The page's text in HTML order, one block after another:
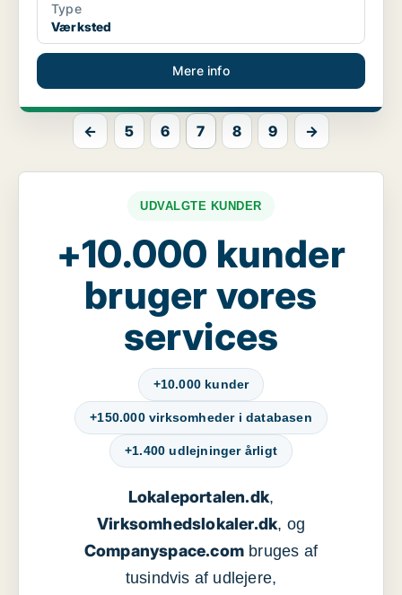
Type
Værksted
Mere info
← 5 6 7 8 9 →
UDVALGTE KUNDER
+10.000 kunder
bruger vores
services
+10.000 kunder
+150.000 virksomheder i databasen
+1.400 udlejninger årligt
Lokaleportalen.dk,
Virksomhedslokaler.dk, og
Companyspace.com bruges af
tusindvis af udlejere,